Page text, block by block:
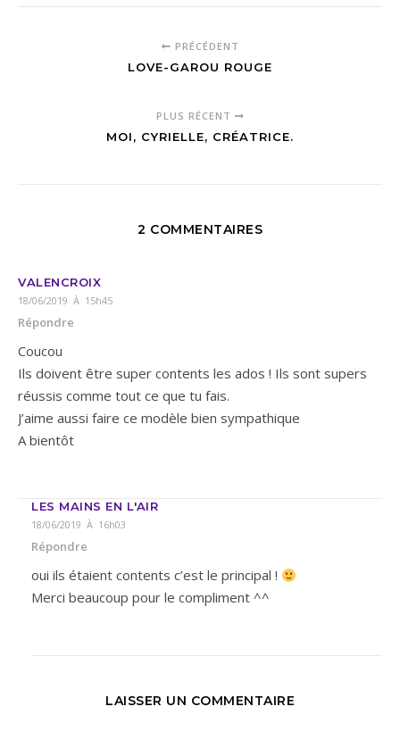
PRÉCÉDENT
LOVE-GAROU ROUGE
PLUS RÉCENT
MOI, CYRIELLE, CRÉATRICE.
2 COMMENTAIRES
VALENCROIX
18/06/2019 À 15h45
Répondre
Coucou
Ils doivent être super contents les ados ! Ils sont supers
réussis comme tout ce que tu fais.
J’aime aussi faire ce modèle bien sympathique
A bientôt
LES MAINS EN L'AIR
18/06/2019 À 16h03
Répondre
oui ils étaient contents c’est le principal !
Merci beaucoup pour le compliment ^^
LAISSER UN COMMENTAIRE